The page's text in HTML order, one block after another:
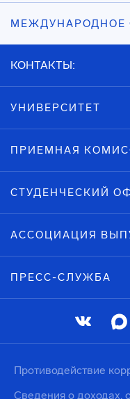
МЕЖДУНАРОДНОЕ
КОНТАКТЫ:
УНИВЕРСИТЕТ
ПРИЕМНАЯ
СТУДЕНЧЕСКИЙ
АССОЦИАЦИЯ
ПРЕСС-СЛУЖБА
Противодействие
Сведения о доходах,